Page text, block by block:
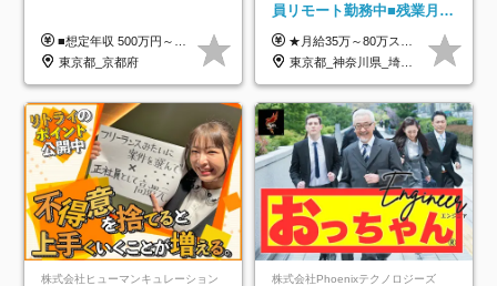
■想定年収 500万円～900万円 月給制 月給278,000円～ ※残業が発生した場合、残業代を別途全額支給します ※試用期間2ヶ月あり(待遇や給与に差異はありません)
東京都_京都府
員リモート勤務中■残業月
3h■最大3ヶ月の連休あり■
年休126日■20～30代活躍
中！
★月給35万～80万スタートも可 【未経験の方】 ■月給26万～80万＋賞与年2回（年2ヶ月分） 【何かしらのインフラエンジニア経験をお持ちの方】 ■月給35万～80万＋賞与年2回（年2ヶ月分） ※スキル・経験などを考慮し決定します ※試用期間6ヶ月あり。期間中は契約社員となります。その他の待遇に差異はありません（試用期間終了後、昇給の可能性あり） ※上記金額には固定残業代（月30時間分／4万9600円～15万2600円）を含みます。超過分は別途支給いたします。 ＼頑張りはインセンティブで還元！／ クライアントに貢献度を評価され、当社のエンジニアが追加で案件に参画することになるなど、会社にとって利益になる行動はしっかり評価します。 会社の成長に貢献できていることを実感でき、「もっと頑張ろう」と思える体制づくりを整えています！
東京都_神奈川県_埼玉県_千葉県_大阪府
株式会社ヒューマンキュレーション 株式会社Phoenixテクノロジーズ